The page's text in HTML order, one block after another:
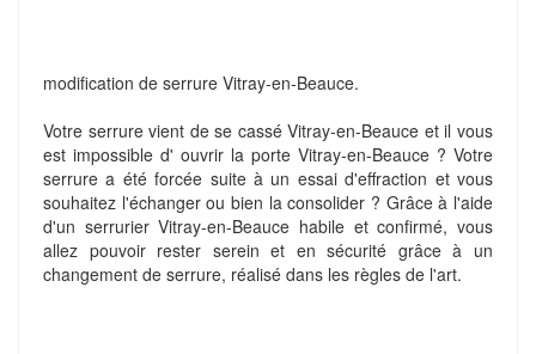
modification de serrure Vitray-en-Beauce.
Votre serrure vient de se cassé Vitray-en-Beauce et il vous
est impossible d' ouvrir la porte Vitray-en-Beauce ? Votre
serrure a été forcée suite à un essai d'effraction et vous
souhaitez l'échanger ou bien la consolider ? Grâce à l'aide
d'un serrurier Vitray-en-Beauce habile et confirmé, vous
allez pouvoir rester serein et en sécurité grâce à un
changement de serrure, réalisé dans les règles de l'art.